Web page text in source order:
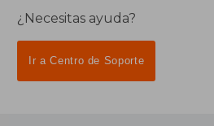
¿Necesitas ayuda?
Ir a Centro de Soporte